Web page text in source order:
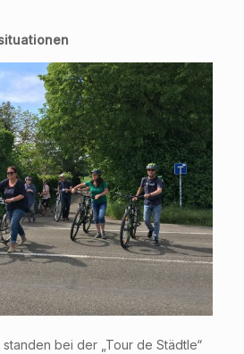
bei der „Tour de Städtle“